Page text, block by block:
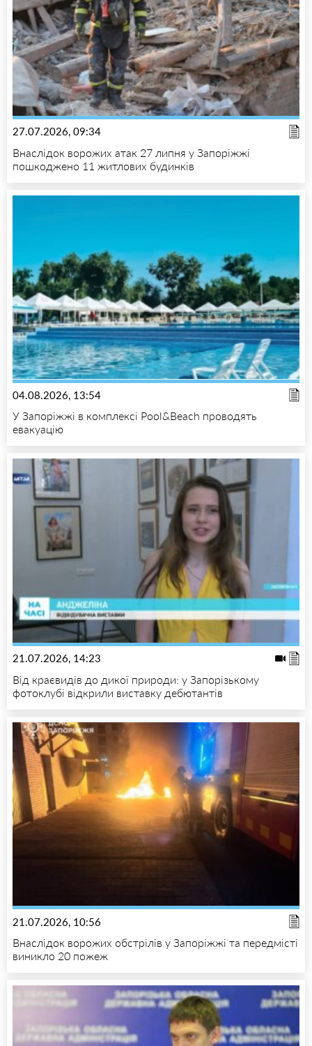
27.07.2026, 09:34
Внаслідок ворожих атак 27 липня у Запоріжжі
пошкоджено 11 житлових будинків
04.08.2026, 13:54
У Запоріжжі в комплексі Pool&Beach проводять
евакуацію
21.07.2026, 14:23
Від краєвидів до дикої природи: у Запорізькому
фотоклубі відкрили виставку дебютантів
21.07.2026, 10:56
Внаслідок ворожих обстрілів у Запоріжжі та передмісті
виникло 20 пожеж